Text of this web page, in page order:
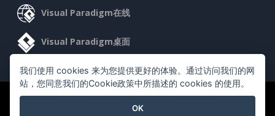
Visual Paradigm在线
Visual Paradigm桌面
©2026 by Visual Paradigm. 版权所有。
我们使用 cookies 来为您提供更好的体验。通过访问我们的网
站，您同意我们的Cookie政策中所描述的 cookies 的使用。
OK